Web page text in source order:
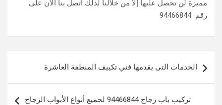
مميزة لن تحصل عليها إلا من خلالنا لذلك أتصل بنا الآن على
رقم 94466844
المقالات
الخدمات التى يقدمها فني تكييف المنطقة العاشرة
تركيب باب زجاج 94466844 لجميع أنواع الأبواب الزجاج‎‏